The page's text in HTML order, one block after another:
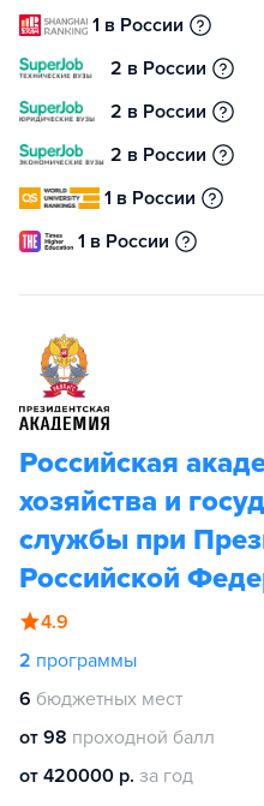
1 в России
2 в России
2 в России
2 в России
1 в России
1 в России
Российская
хозяйства и
службы при
Российской
4.9
2 программы
6 бюджетных мест
от 98 проходной балл
от 420000 р. за год